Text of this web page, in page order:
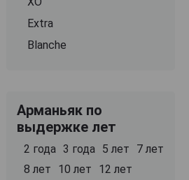
Extra
Blanche
Арманьяк по
выдержке лет
2 года 3 года 5 лет
7 лет
8 лет
10 лет
12 лет